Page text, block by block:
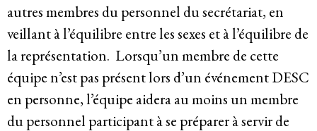
autres membres du personnel du secrétariat, en
veillant à l’équilibre entre les sexes et à l’équilibre de
la représentation. Lorsqu’un membre de cette
équipe n’est pas présent lors d’un événement DESC
en personne, l’équipe aidera au moins un membre
du personnel participant à se préparer à servir de